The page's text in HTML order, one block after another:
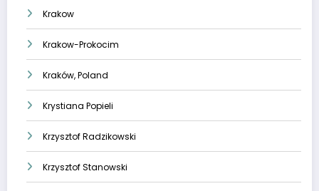
Krakow
Krakow-Prokocim
Kraków, Poland
Krystiana Popieli
Krzysztof Radzikowski
Krzysztof Stanowski